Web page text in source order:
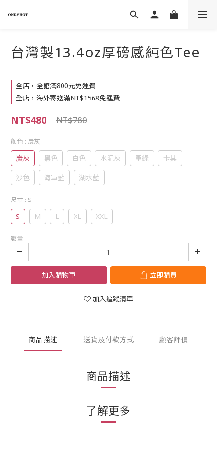
台灣製13.4oz厚磅感純色Tee
全店，全館滿800元免運費
全店，海外寄送滿NT$1568免運費
NT$480 NT$780
顏色 : 炭灰
炭灰 黑色 白色 水泥灰 軍綠 卡其
沙色 海軍藍 湖水藍
尺寸 : S
S M L XL XXL
數量
加入購物車 立即購買
加入追蹤清單
商品描述 送貨及付款方式 顧客評價
商品描述
了解更多